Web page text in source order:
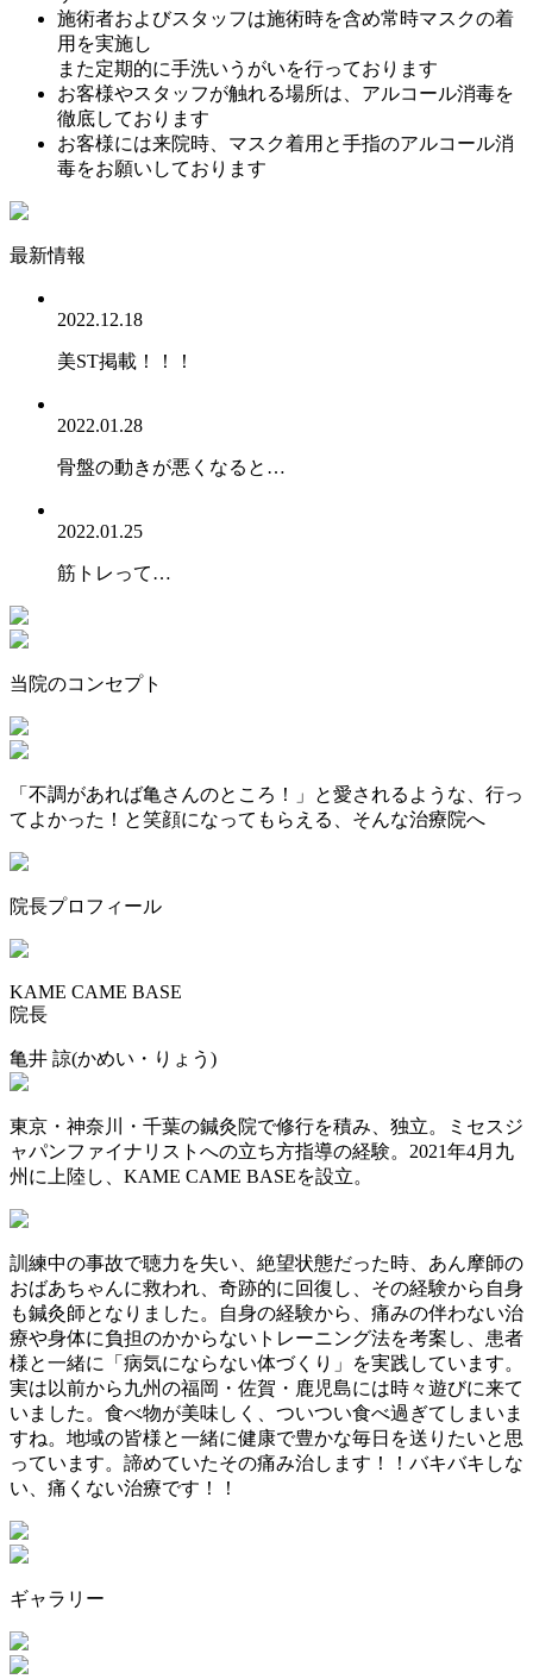
施術者およびスタッフは施術時を含め常時マスクの着
用を実施し
また定期的に手洗いうがいを行っております
お客様やスタッフが触れる場所は、アルコール消毒を
徹底しております
お客様には来院時、マスク着用と手指のアルコール消
毒をお願いしております
最新情報
2022.12.18
美ST掲載！！！
2022.01.28
骨盤の動きが悪くなると…
2022.01.25
筋トレって…
当院のコンセプト
「不調があれば亀さんのところ！」と愛されるような、行っ
てよかった！と笑顔になってもらえる、そんな治療院へ
院長プロフィール
KAME CAME BASE
院長
亀井 諒(かめい・りょう)
東京・神奈川・千葉の鍼灸院で修行を積み、独立。ミセスジ
ャパンファイナリストへの立ち方指導の経験。2021年4月九
州に上陸し、KAME CAME BASEを設立。
訓練中の事故で聴力を失い、絶望状態だった時、あん摩師の
おばあちゃんに救われ、奇跡的に回復し、その経験から自身
も鍼灸師となりました。自身の経験から、痛みの伴わない治
療や身体に負担のかからないトレーニング法を考案し、患者
様と一緒に「病気にならない体づくり」を実践しています。
実は以前から九州の福岡・佐賀・鹿児島には時々遊びに来て
いました。食べ物が美味しく、ついつい食べ過ぎてしまいま
すね。地域の皆様と一緒に健康で豊かな毎日を送りたいと思
っています。諦めていたその痛み治します！！バキバキしな
い、痛くない治療です！！
ギャラリー